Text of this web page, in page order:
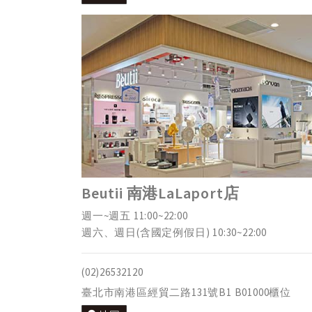
Beutii 南港LaLaport店
週一~週五 11:00~22:00
週六、週日(含國定例假日) 10:30~22:00
(02)26532120
臺北市南港區經貿二路131號B1 B01000櫃位